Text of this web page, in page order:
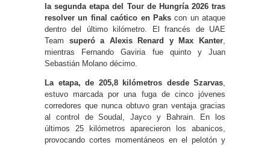
la segunda etapa del Tour de Hungría 2026 tras
resolver un final caótico en Pakscon un ataque
dentro del último kilómetro. El francés de UAE
Team superó a Alexis Renard y Max Kanter,
mientras Fernando Gaviria fue quinto y Juan
Sebastián Molano décimo.
La etapa, de 205,8 kilómetros desde Szarvas,
estuvo marcada por una fuga de cinco jóvenes
corredores que nunca obtuvo gran ventaja gracias
al control de Soudal, Jayco y Bahrain. En los
últimos 25 kilómetros aparecieron los abanicos,
provocando cortes momentáneos en el pelotón y